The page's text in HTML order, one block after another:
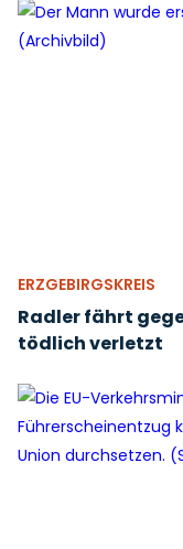
ERZGEBIRGSKREIS
Radler fährt
tödlich verletzt